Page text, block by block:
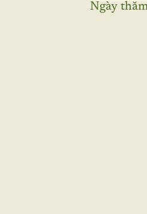
Ngày